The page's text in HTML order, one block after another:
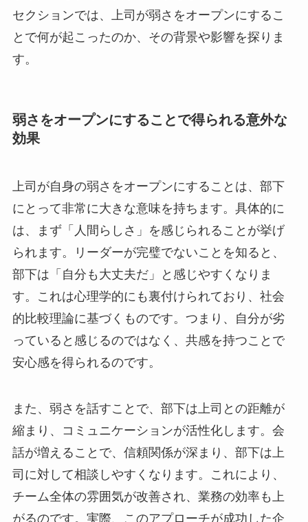
セクションでは、上司が弱さをオープンにするこ
とで何が起こったのか、その背景や影響を探りま
す。
弱さをオープンにすることで得られる意外な
効果
上司が自身の弱さをオープンにすることは、部下
にとって非常に大きな意味を持ちます。具体的に
は、まず「人間らしさ」を感じられることが挙げ
られます。リーダーが完璧でないことを知ると、
部下は「自分も大丈夫だ」と感じやすくなりま
す。これは心理学的にも裏付けられており、社会
的比較理論に基づくものです。つまり、自分が劣
っていると感じるのではなく、共感を持つことで
安心感を得られるのです。
また、弱さを話すことで、部下は上司との距離が
縮まり、コミュニケーションが活性化します。会
話が増えることで、信頼関係が深まり、部下は上
司に対して相談しやすくなります。これにより、
チーム全体の雰囲気が改善され、業務の効率も上
がるのです。実際、このアプローチが成功した企